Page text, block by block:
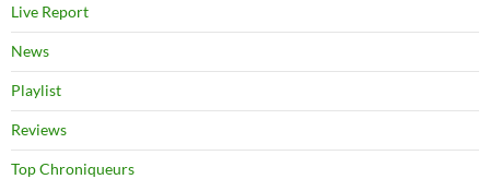
Live Report
News
Playlist
Reviews
Top Chroniqueurs